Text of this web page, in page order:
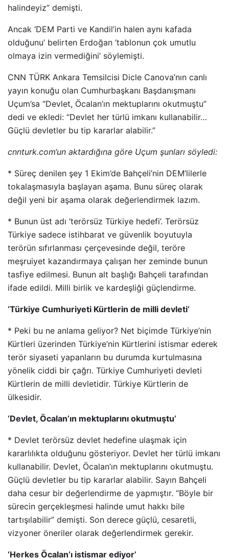
halindeyiz” demişti.
Ancak ‘DEM Parti ve Kandil’in halen aynı kafada
olduğunu’ belirten Erdoğan ‘tablonun çok umutlu
olmaya izin vermediğini’ söylemişti.
CNN TÜRK Ankara Temsilcisi Dicle Canova’nın canlı
yayın konuğu olan Cumhurbaşkanı Başdanışmanı
Uçum’sa “Devlet, Öcalan’ın mektuplarını okutmuştu”
dedi ve ekledi: “Devlet her türlü imkanı kullanabilir…
Güçlü devletler bu tip kararlar alabilir.”
cnnturk.com‘un aktardığına göre Uçum şunları söyledi:
* Süreç denilen şey 1 Ekim’de Bahçeli’nin DEM’lilerle
tokalaşmasıyla başlayan aşama. Bunu süreç olarak
değil yeni bir aşama olarak değerlendirmek lazım.
* Bunun üst adı ‘terörsüz Türkiye hedefi’. Terörsüz
Türkiye sadece istihbarat ve güvenlik boyutuyla
terörün sıfırlanması çerçevesinde değil, teröre
meşruiyet kazandırmaya çalışan her zeminde bunun
tasfiye edilmesi. Bunun alt başlığı Bahçeli tarafından
ifade edildi. Milli birlik ve kardeşliği güçlendirme.
‘Türkiye Cumhuriyeti Kürtlerin de milli devleti’
* Peki bu ne anlama geliyor? Net biçimde Türkiye’nin
Kürtleri üzerinden Türkiye’nin Kürtlerini istismar ederek
terör siyaseti yapanların bu durumda kurtulmasına
yönelik ciddi bir çağrı. Türkiye Cumhuriyeti devleti
Kürtlerin de milli devletidir. Türkiye Kürtlerin de
ülkesidir.
‘Devlet, Öcalan’ın mektuplarını okutmuştu’
* Devlet terörsüz devlet hedefine ulaşmak için
kararlılıkta olduğunu gösteriyor. Devlet her türlü imkanı
kullanabilir. Devlet, Öcalan’ın mektuplarını okutmuştu.
Güçlü devletler bu tip kararlar alabilir. Sayın Bahçeli
daha cesur bir değerlendirme de yapmıştır. “Böyle bir
sürecin gerçekleşmesi halinde umut hakkı bile
tartışılabilir” demişti. Son derece güçlü, cesaretli,
vizyoner öneriler olarak değerlendirmek gerekir.
‘Herkes Öcalan’ı istismar ediyor’